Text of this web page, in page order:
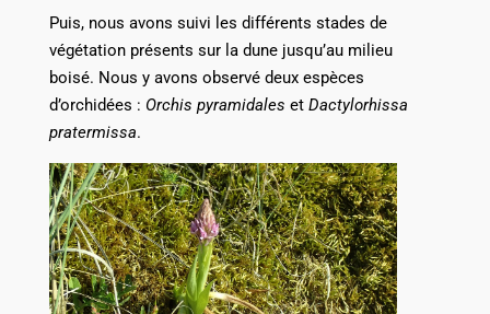
Puis, nous avons suivi les différents stades de
végétation présents sur la dune jusqu’au milieu
boisé. Nous y avons observé deux espèces
d’orchidées : Orchis pyramidales et Dactylorhissa
pratermissa.